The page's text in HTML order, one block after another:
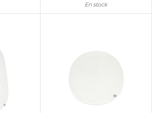
En stock